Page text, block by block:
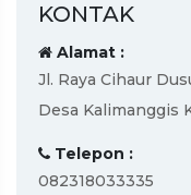
KONTAK
Alamat :
Jl. Raya Cihaur
Desa Kalimanggis
Telepon :
082318033335